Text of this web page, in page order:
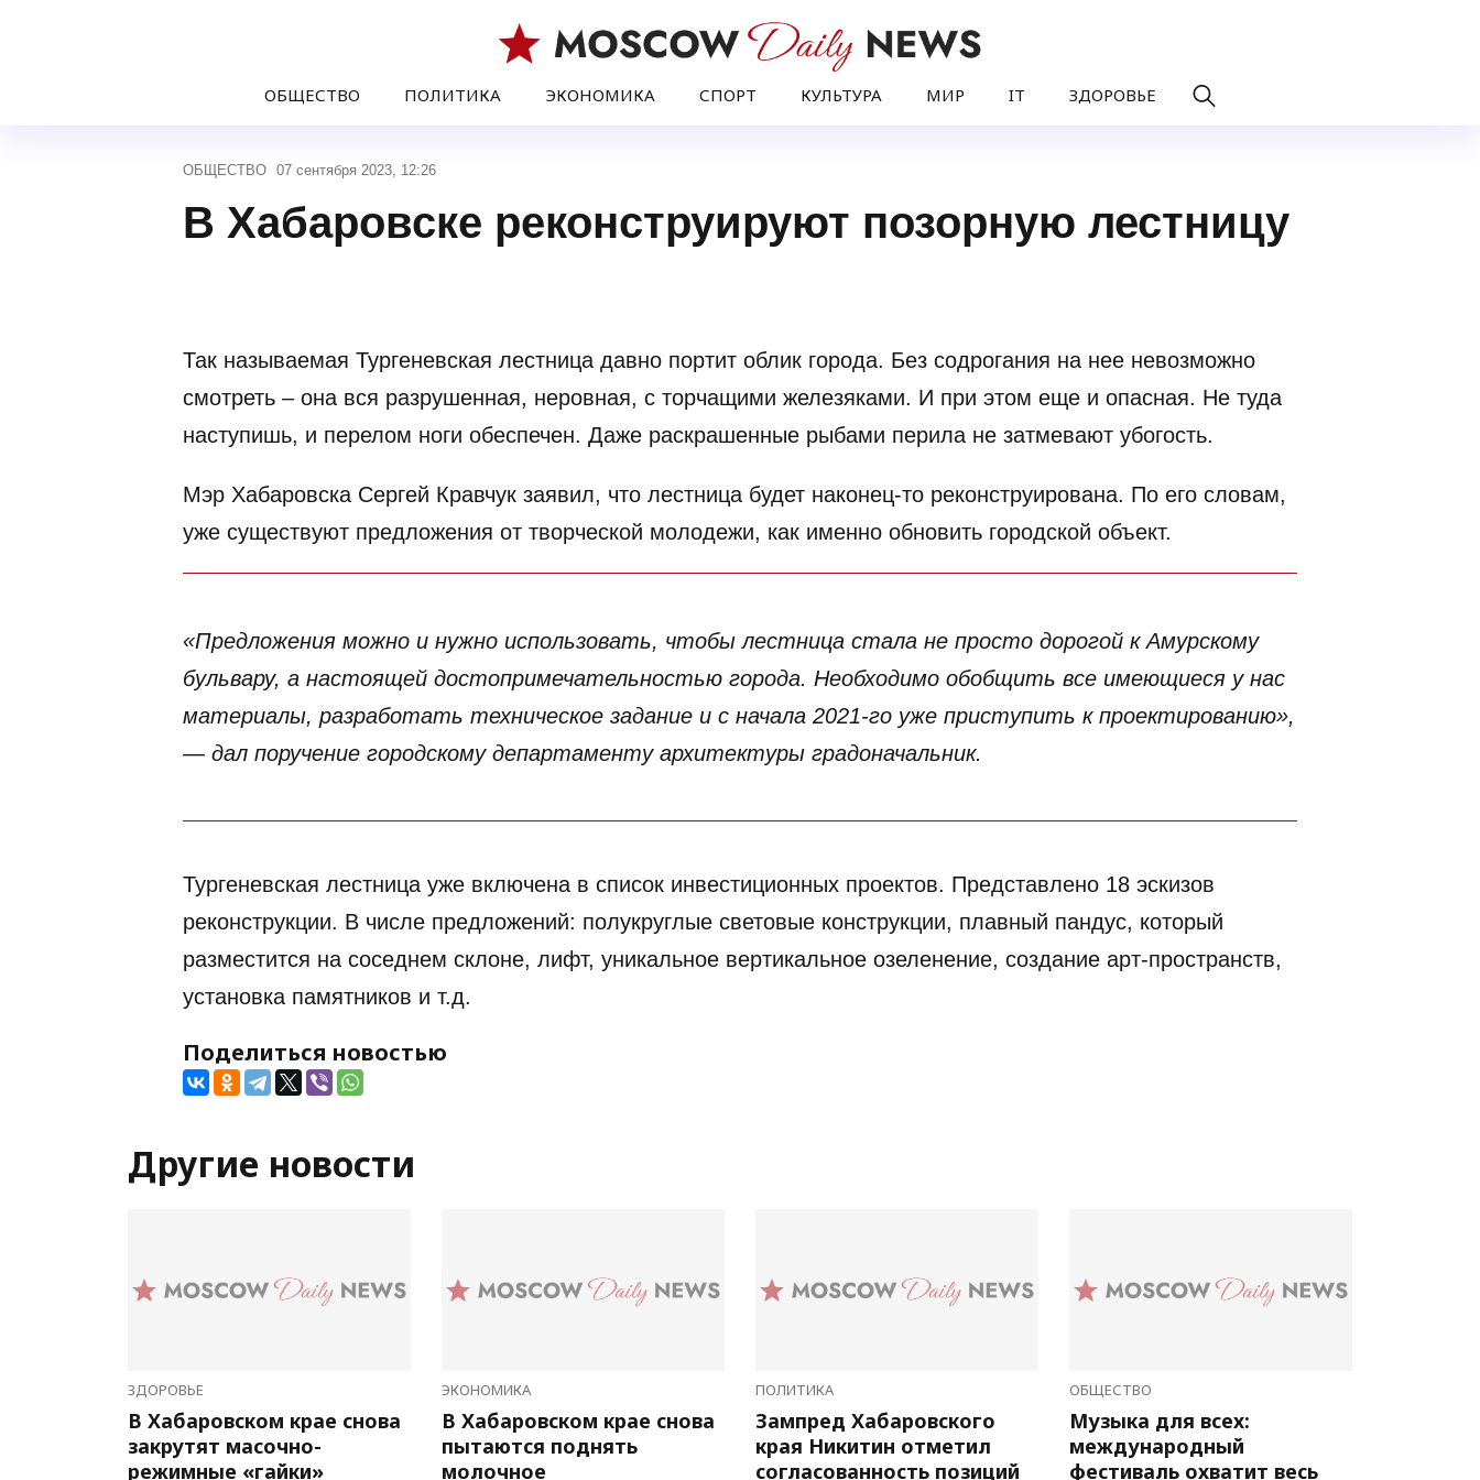
ОБЩЕСТВО ПОЛИТИКА ЭКОНОМИКА СПОРТ КУЛЬТУРА МИР IT ЗДОРОВЬЕ
ОБЩЕСТВО 07 сентября 2023, 12:26
В Хабаровске реконструируют позорную лестницу
Так называемая Тургеневская лестница давно портит облик города. Без содрогания на нее невозможно
смотреть – она вся разрушенная, неровная, с торчащими железяками. И при этом еще и опасная. Не туда
наступишь, и перелом ноги обеспечен. Даже раскрашенные рыбами перила не затмевают убогость.
Мэр Хабаровска Сергей Кравчук заявил, что лестница будет наконец-то реконструирована. По его словам,
уже существуют предложения от творческой молодежи, как именно обновить городской объект.
«Предложения можно и нужно использовать, чтобы лестница стала не просто дорогой к Амурскому
бульвару, а настоящей достопримечательностью города. Необходимо обобщить все имеющиеся у нас
материалы, разработать техническое задание и с начала 2021-го уже приступить к проектированию»,
— дал поручение городскому департаменту архитектуры градоначальник.
Тургеневская лестница уже включена в список инвестиционных проектов. Представлено 18 эскизов
реконструкции. В числе предложений: полукруглые световые конструкции, плавный пандус, который
разместится на соседнем склоне, лифт, уникальное вертикальное озеленение, создание арт-пространств,
установка памятников и т.д.
Поделиться новостью
Другие новости
ЗДОРОВЬЕ
В Хабаровском крае снова
закрутят масочно-
режимные «гайки»
ЭКОНОМИКА
В Хабаровском крае снова
пытаются поднять
молочное
ПОЛИТИКА
Зампред Хабаровского
края Никитин отметил
согласованность позиций
ОБЩЕСТВО
Музыка для всех:
международный
фестиваль охватит весь